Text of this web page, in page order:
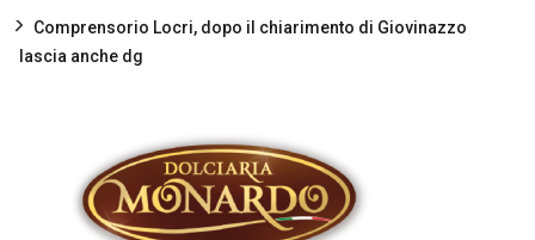
Comprensorio Locri, dopo il chiarimento di Giovinazzo
lascia anche dg